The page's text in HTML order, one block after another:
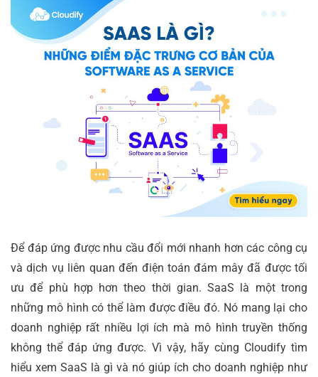
Để đáp ứng được nhu cầu đổi mới nhanh hơn các công cụ
và dịch vụ liên quan đến điện toán đám mây đã được tối
ưu để phù hợp hơn theo thời gian. SaaS là một trong
những mô hình có thể làm được điều đó. Nó mang lại cho
doanh nghiệp rất nhiều lợi ích mà mô hình truyền thống
không thể đáp ứng được. Vì vậy, hãy cùng Cloudify tìm
hiểu xem SaaS là gì và nó giúp ích cho doanh nghiệp như